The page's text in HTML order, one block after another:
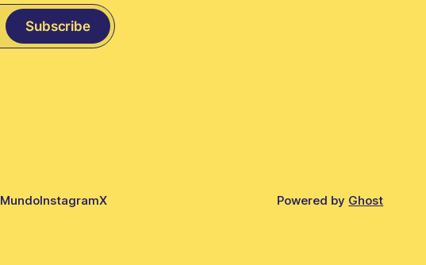
Subscribe
MundoInstagramX Powered by Ghost